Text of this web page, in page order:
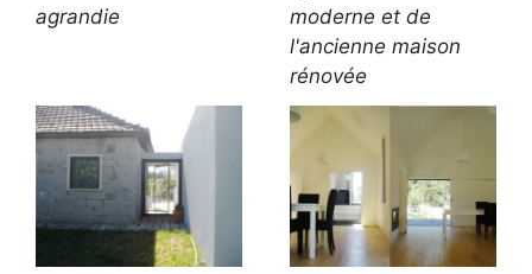
agrandie
moderne et de
l'ancienne maison
rénovée